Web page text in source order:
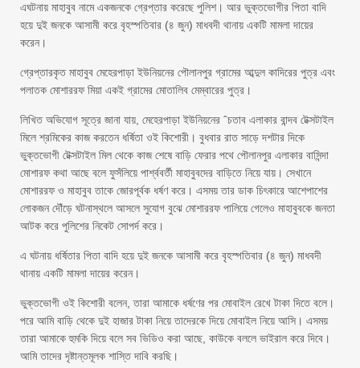
এঘটনায় মাহাবুব নামে একজনকে গ্রেপ্তার করেছে পুলিশ। আর ভুক্তভোগীর পিতা বাদি
হয়ে দুই জনকে আসামী করে বৃহস্পতিবার (৪ জুন) মাধবদী থানায় একটি মামলা দায়ের
করেন।
গ্রেপ্তারকৃত মাহাবুব মেহেরপাড়া ইউনিয়নের পৌলানপুর গ্রামের আব্দুল কাদিরের পুত্র এবং
পলাতক মোশাররফ মিয়া একই গ্রামের মোতালিব মেম্বারের পুত্র।
লিখিত অভিযোগ সূত্রে জানা যায়, মেহেরপাড়া ইউনিয়নের ˆচতাব এলাকার বান্দব টেক্সটাইল
মিলে শ্রমিকের কাজ করতেন ধর্ষিতা ওই কিশোরী। বুধবার রাত সাড়ে দশটার দিকে
ভুক্তভোগী টেক্সটাইল মিল থেকে কাজ শেষে বাড়ি ফেরার পথে পৌলানপুর এলাকার বাসিন্দা
মোশারফ কথা আছে বলে ফুসঁলিয়ে পার্শ্ববর্তী মাহাবুবদের বাড়িতে নিয়ে যায়। সেখানে
মোশাররফ ও মাহাবুব তাকে জোরপূর্বক ধর্ষণ করে। এসময় তার ডাক চিৎকারে আশেপাশের
লোকজন দৌঁড়ে ঘটনাস্থলে আসলে সুযোগ বুঝে মোশাররফ পালিয়ে গেলেও মাহাবুবকে জনতা
আটক করে পুলিশের নিকেট সোপর্দ করে।
এ ঘটনায় ধর্ষিতার পিতা বাদি হয়ে দুই জনকে আসামী করে বৃহস্পতিবার (৪ জুন) মাধবদী
থানায় একটি মামলা দায়ের করেন।
ভুক্তভোগী ওই কিশোরী বলেন, তারা আমাকে ধর্ষণের পর মোবাইল রেখে টাকা দিতে বলে।
পরে আমি বাড়ি থেকে দুই হাজার টাকা নিয়ে তাদেরকে দিয়ে মোবাইল নিয়ে আসি। এসময়
তারা আমাকে হুমকি দিয়ে বলে সব ভিডিও করা আছে, কাউকে বললে ভাইরাল করে দিবে।
আমি তাদের দৃষ্টান্তমূলক শাস্তি দাবি করছি।